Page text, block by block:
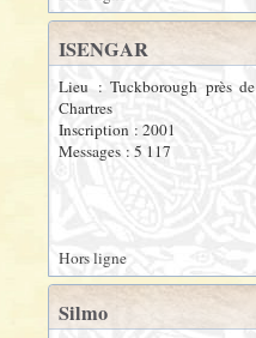
ISENGAR
Lieu : Tuckborough près de
Chartres
Inscription : 2001
Messages : 5 117
Hors ligne
Silmo